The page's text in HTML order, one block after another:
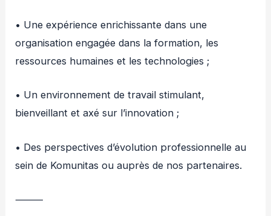
• Une expérience enrichissante dans une
organisation engagée dans la formation, les
ressources humaines et les technologies ;
• Un environnement de travail stimulant,
bienveillant et axé sur l’innovation ;
• Des perspectives d’évolution professionnelle au
sein de Komunitas ou auprès de nos partenaires.
⸻